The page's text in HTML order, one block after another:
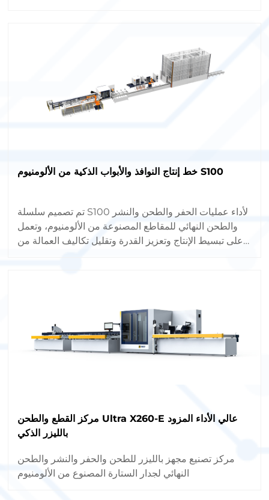
خط إنتاج النوافذ والأبواب الذكية من الألومنيوم S100
تم تصميم سلسلة S100 لأداء عمليات الحفر والطحن والنشر
والطحن النهائي للمقاطع المصنوعة من الألومنيوم، وتعمل
على تبسيط الإنتاج وتعزيز القدرة وتقليل تكاليف العمالة من
مركز القطع والطحن Ultra X260-E عالي الأداء المزود
بالليزر الذكي
مركز تصنيع مجهز بالليزر للطحن والحفر والنشر والطحن
النهائي لجدار الستارة المصنوع من الألومنيوم